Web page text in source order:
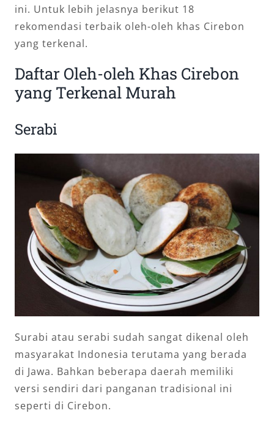
ini. Untuk lebih jelasnya berikut 18
rekomendasi terbaik oleh-oleh khas Cirebon
yang terkenal.
Daftar Oleh-oleh Khas Cirebon
yang Terkenal Murah
Serabi
Surabi atau serabi sudah sangat dikenal oleh
masyarakat Indonesia terutama yang berada
di Jawa. Bahkan beberapa daerah memiliki
versi sendiri dari panganan tradisional ini
seperti di Cirebon.